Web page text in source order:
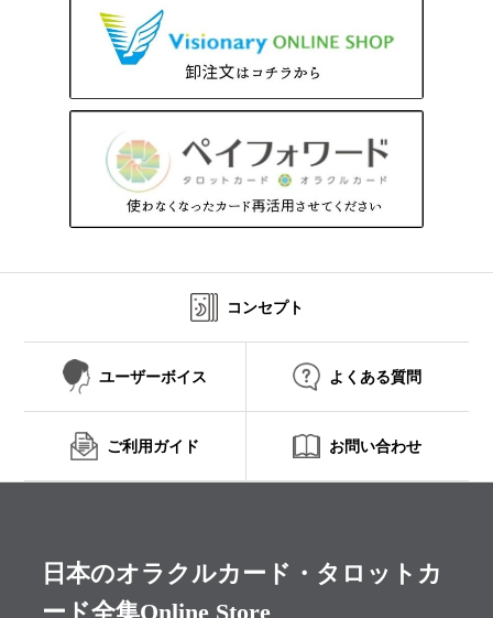
コンセプト
ユーザーボイス よくある質問
ご利用ガイド お問い合わせ
日本のオラクルカード・タロットカ
ード全集Online Store